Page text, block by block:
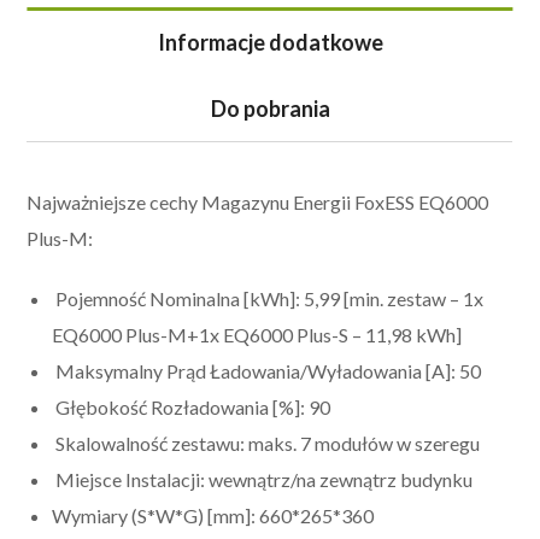
Informacje dodatkowe
Do pobrania
Najważniejsze cechy Magazynu Energii FoxESS EQ6000
Plus-M:
Pojemność Nominalna [kWh]: 5,99 [min. zestaw – 1x
EQ6000 Plus-M+1x EQ6000 Plus-S – 11,98 kWh]
Maksymalny Prąd Ładowania/Wyładowania [A]: 50
Głębokość Rozładowania [%]: 90
Skalowalność zestawu: maks. 7 modułów w szeregu
Miejsce Instalacji: wewnątrz/na zewnątrz budynku
Wymiary (S*W*G) [mm]: 660*265*360